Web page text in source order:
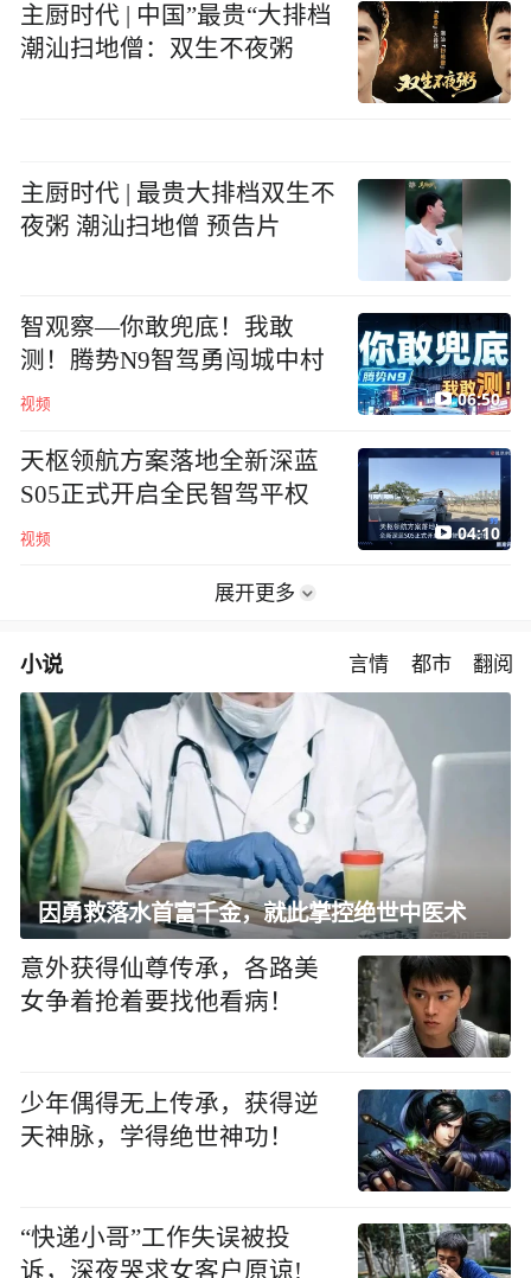
主厨时代 | 中国”最贵“大排档
潮汕扫地僧：双生不夜粥
主厨时代 | 最贵大排档双生不
夜粥 潮汕扫地僧 预告片
智观察—你敢兜底！我敢
测！腾势N9智驾勇闯城中村
视频 06:50
天枢领航方案落地全新深蓝
S05正式开启全民智驾平权
视频 04:10
展开更多
小说 言情 都市 翻阅
因勇救落水首富千金，就此掌控绝世中医术
意外获得仙尊传承，各路美
女争着抢着要找他看病！
少年偶得无上传承，获得逆
天神脉，学得绝世神功！
“快递小哥”工作失误被投
诉，深夜哭求女客户原谅!